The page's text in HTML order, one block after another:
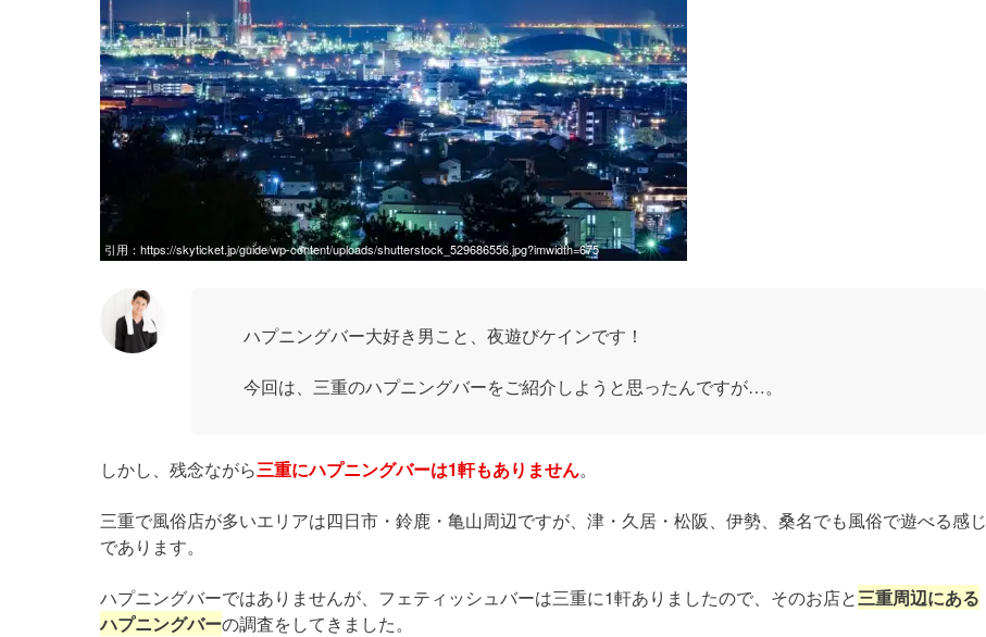
引用： https://skyticket.jp/guide/wp-content/uploads/shutterstock_529686556.jpg?imwidth=675
ハプニングバー大好き男こと、夜遊びケインです！
今回は、三重のハプニングバーをご紹介しようと思ったんですが…。
しかし、残念ながら三重にハプニングバーは1軒もありません。
三重で風俗店が多いエリアは四日市・鈴鹿・亀山周辺ですが、津・久居・松阪、伊勢、桑名でも風俗で遊べる感じ
であります。
ハプニングバーではありませんが、フェティッシュバーは三重に1軒ありましたので、そのお店と三重周辺にある
ハプニングバーの調査をしてきました。